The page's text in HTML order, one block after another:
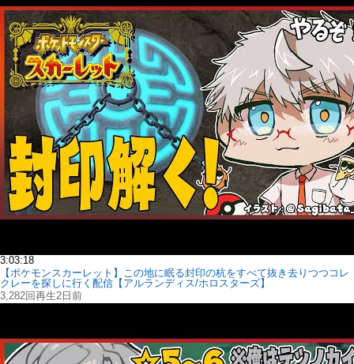
3:03:18
【ポケモンスカーレット】この地に眠る封印の杭をすべて抜き去りつつコレ
クレーを探しに行く配信【アルランディス/ホロスターズ】
3,282回再生2日前